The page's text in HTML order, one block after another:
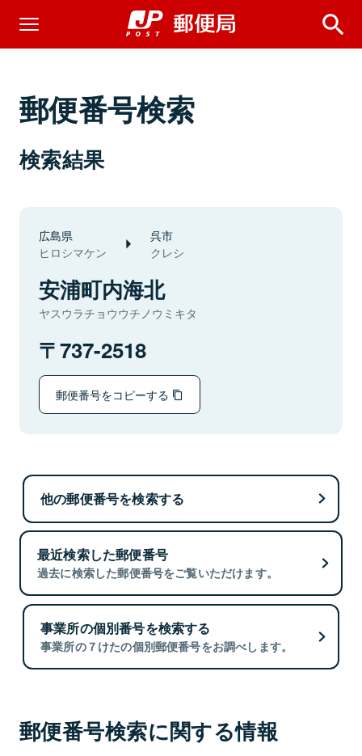
郵便番号検索
検索結果
広島県
ヒロシマケン
呉市
クレシ
安浦町内海北
ヤスウラチョウウチノウミキタ
737-2518
郵便番号をコピーする
他の郵便番号を検索する
最近検索した郵便番号
過去に検索した郵便番号をご覧いただけます。
事業所の個別番号を検索する
事業所の７けたの個別郵便番号をお調べします。
郵便番号検索に関する情報